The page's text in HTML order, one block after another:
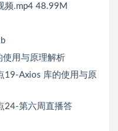
频.mp4 48.99M
用与原理解析
19-Axios 库的使用与原
24-第六周直播答